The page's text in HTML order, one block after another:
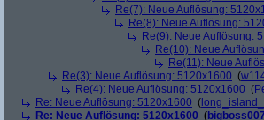
Re(7): Neue Auflösung:
Re(8): Neue Auflösung:
Re(9): Neue Auflösung:
Re(10): Neue
Re(11): Neue
Re(3): Neue Auflösung: 5120x1600 (
Re(4): Neue Auflösung: 5120x1600 (
Re: Neue Auflösung: 5120x1600 (
Re: Neue Auflösung: 5120x1600 (bigboss007